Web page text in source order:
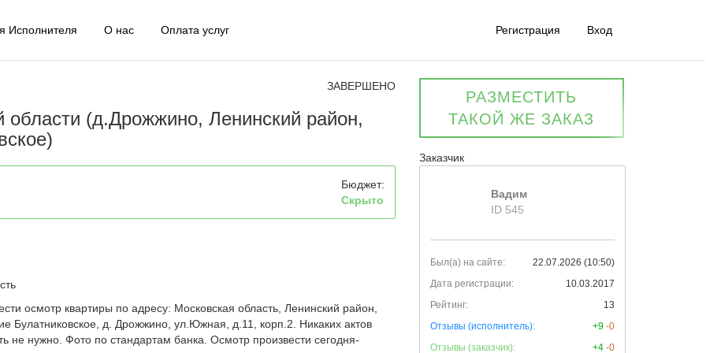
Исполнителя О нас Оплата услуг Регистрация Вход
ЗАВЕРШЕНО
(д.Дрожжино, Ленинский район,
РАЗМЕСТИТЬ
ТАКОЙ ЖЕ ЗАКАЗ
Бюджет:
Скрыто
осмотр квартиры по адресу: Московская область, Ленинский район,
Булатниковское, д. Дрожжино, ул.Южная, д.11, корп.2. Никаких актов
не нужно. Фото по стандартам банка. Осмотр произвести сегодня-
Заказчик
Вадим
ID 545
Был(а) на сайте:
22.07.2026 (10:50)
Дата регистрации:
10.03.2017
Рейтинг:
13
Отзывы (исполнитель):
+9 -0
Отзывы (заказчик):
+4 -0